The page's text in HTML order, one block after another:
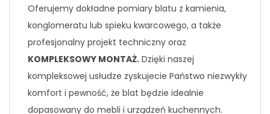
Oferujemy dokładne pomiary blatu z kamienia,
konglomeratu lub spieku kwarcowego, a także
profesjonalny projekt techniczny oraz
KOMPLEKSOWY MONTAŻ. Dzięki naszej
kompleksowej usłudze zyskujecie Państwo niezwykły
komfort i pewność, że blat będzie idealnie
dopasowany do mebli i urządzeń kuchennych.